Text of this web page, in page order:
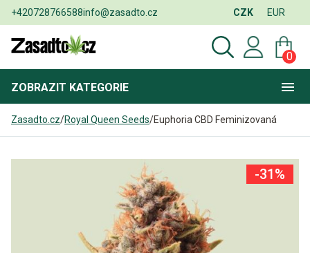
+420728766588info@zasadto.cz CZK EUR
0
ZOBRAZIT KATEGORIE
Zasadto.cz/Royal Queen Seeds/Euphoria CBD Feminizovaná
-31%